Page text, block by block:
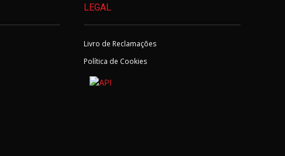
LEGAL
Livro de Reclamações
Política de Cookies